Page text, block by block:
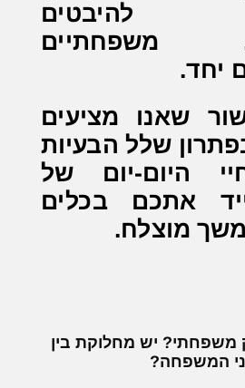
להיבטים
משפחתיים
יחד.
שאנו מציעים
שלל הבעיות
היום-יום של
אתכם בכלים
מוצלח.
יש מחלוקת בין
המשפחה?